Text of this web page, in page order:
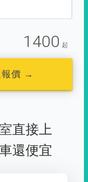
1400 起
報價 →
直接上
還便宜